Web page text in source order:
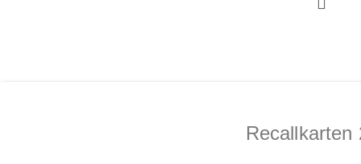
Recallkarten